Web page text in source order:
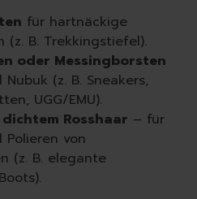
für hartnäckige
(z. B. Trekkingstiefel).
oder Messingborsten
(z. B. Sneakers,
UGG/EMU).
Rosshaar – für
Polieren von
(z. B. elegante